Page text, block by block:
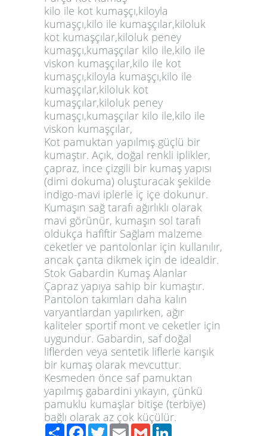
kilo ile kot kumaşçı,kiloyla
kumaşçı,kilo ile kumaşçılar,kiloluk
kot kumaşçılar,kiloluk peney
kumaşçı,kumaşçılar kilo ile,kilo ile
viskon kumaşçılar,kilo ile kot
kumaşçı,kiloyla kumaşçı,kilo ile
kumaşçılar,kiloluk kot
kumaşçılar,kiloluk peney
kumaşçı,kumaşçılar kilo ile,kilo ile
viskon kumaşçılar,
Kot pamuktan yapılmış güçlü bir
kumaştır. Açık, doğal renkli iplikler,
çapraz, ince çizgili bir kumaş yapısı
(dimi dokuma) oluşturacak şekilde
indigo-mavi iplerle iç içe dokunur.
Kumaşın sağ tarafı ağırlıklı olarak
mavi görünür, kumaşın sol tarafı
oldukça hafiftir Sağlam malzeme
ceketler ve pantolonlar için kullanılır,
ancak çanta dikmek için de idealdir.
Stok Gabardin Kumaş Alanlar
Çapraz yapıya sahip bir kumaştır.
Pantolon takımları daha kalın
varyantlardan yapılırken, ağır
kaliteler sportif mont ve ceketler için
uygundur. Gabardin, saf doğal
liflerden veya sentetik liflerle karışık
bir kumaş olarak mevcuttur.
Kesmeden önce saf pamuktan
yapılmış gabardini yıkayın, çünkü
pamuklu kumaşlar bitişe (terbiye)
bağlı olarak az çok küçülür.
PaylaşFacebook
TwitterEmailGmail